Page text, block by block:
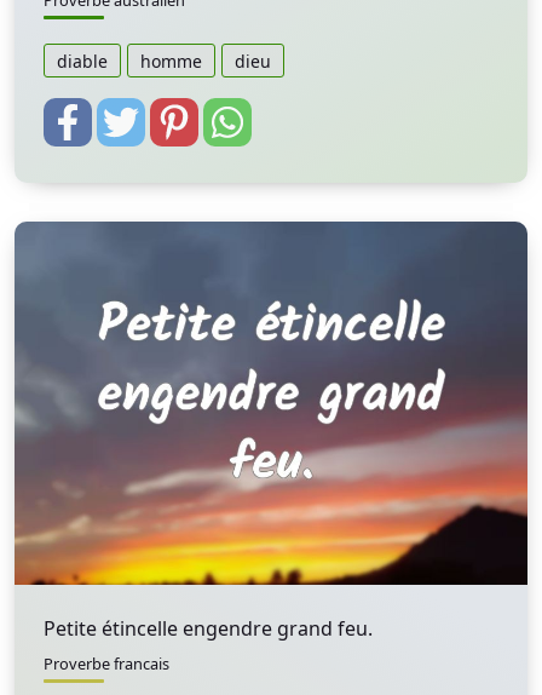
diable homme dieu
Petite étincelle engendre grand feu.
Proverbe francais